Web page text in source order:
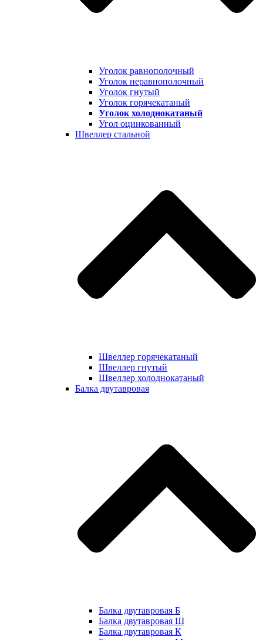
Уголок равнополочный
Уголок неравнополочный
Уголок гнутый
Уголок горячекатаный
Уголок холоднокатаный
Угол оцинкованный
Швеллер стальной
Швеллер горячекатаный
Швеллер гнутый
Швеллер холоднокатаный
Балка двутавровая
Балка двутавровая Б
Балка двутавровая Ш
Балка двутавровая К